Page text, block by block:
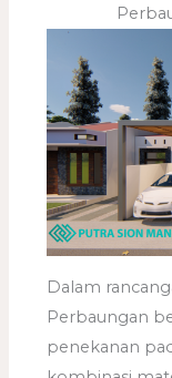
Dalam
Perbaungan
penekanan